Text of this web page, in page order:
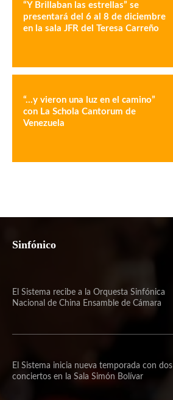
“Y Brillaban las estrellas” se
presentará del 6 al 8 de diciembre
en la sala JFR del Teresa Carreño
“…y vieron una luz en el camino”
con La Schola Cantorum de
Venezuela
Sinfónico
El Sistema recibe a la Orquesta Sinfónica
Nacional de China Ensamble de Cámara
El Sistema inicia nueva temporada con dos
conciertos en la Sala Simón Bolívar